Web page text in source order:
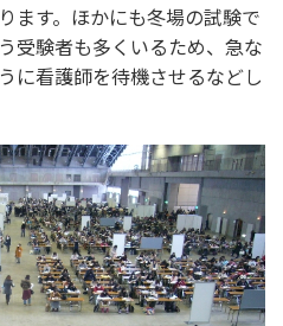
ます。ほかにも冬場の試験で
受験者も多くいるため、急な
に看護師を待機させるなどし